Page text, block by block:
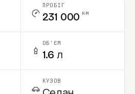
ПРОБІГ
231 000 км
ОБ'ЄМ
1.6 л
КУЗОВ